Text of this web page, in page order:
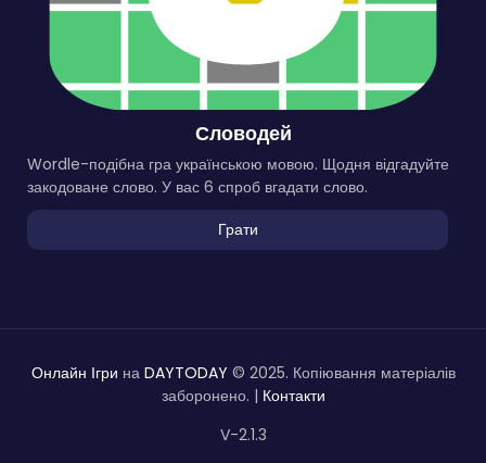
Словодей
Wordle-подібна гра українською мовою. Щодня відгадуйте
закодоване слово. У вас 6 спроб вгадати слово.
Грати
Онлайн Ігри на DAYTODAY © 2025. Копіювання матеріалів
заборонено. | Контакти
V-2.1.3